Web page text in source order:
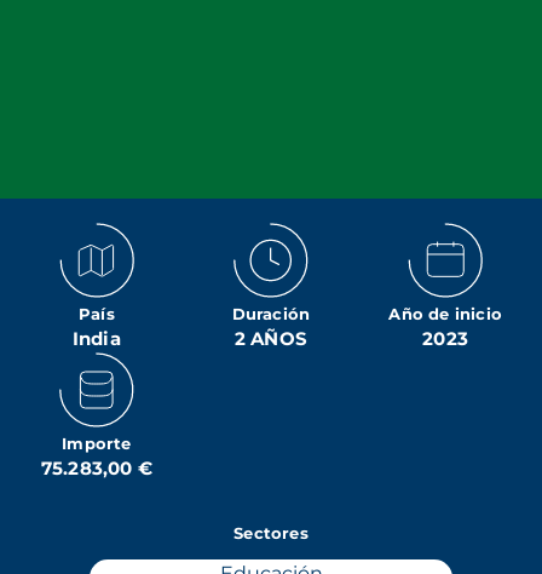
País
India
Duración
2 AÑOS
Año de inicio
2023
Importe
75.283,00 €
Sectores